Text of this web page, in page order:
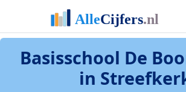
Basisschool De
in